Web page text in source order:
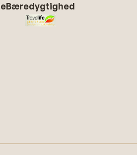
Bæredygtighed